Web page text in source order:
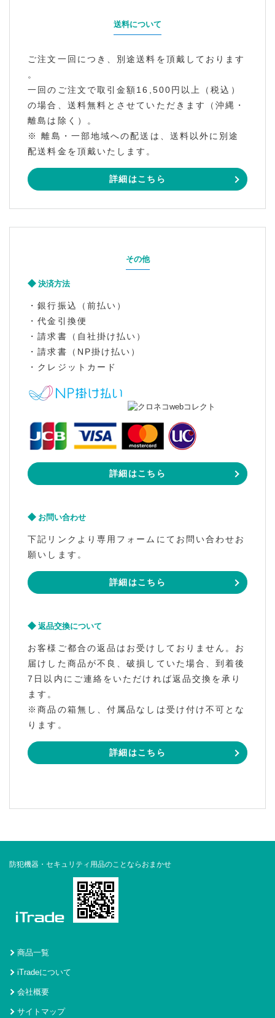
送料について
ご注文一回につき、別途送料を頂戴しております
。
一回のご注文で取引金額16,500円以上（税込）
の場合、送料無料とさせていただきます（沖縄・
離島は除く）。
※ 離島・一部地域への配送は、送料以外に別途
配送料金を頂戴いたします。
詳細はこちら
その他
決済方法
・銀行振込（前払い）
・代金引換便
・請求書（自社掛け払い）
・請求書（NP掛け払い）
・クレジットカード
詳細はこちら
お問い合わせ
下記リンクより専用フォームにてお問い合わせお
願いします。
詳細はこちら
返品交換について
お客様ご都合の返品はお受けしておりません。お
届けした商品が不良、破損していた場合、到着後
7日以内にご連絡をいただければ返品交換を承り
ます。
※商品の箱無し、付属品なしは受け付け不可とな
ります。
詳細はこちら
防犯機器・セキュリティ用品のことならおまかせ
商品一覧
iTradeについて
会社概要
サイトマップ